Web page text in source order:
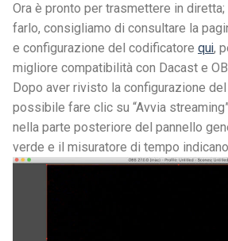
Ora è pronto per trasmettere in
farlo, consigliamo di consultare la
e configurazione del codificatore qui,
migliore compatibilità con Dacast e
Dopo aver rivisto la configurazione
possibile fare clic su “Avvia
nella parte posteriore del pannello
verde e il misuratore di tempo